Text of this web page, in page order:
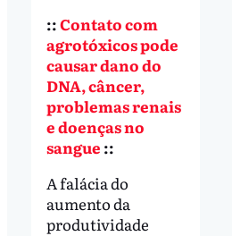
::Contato com
agrotóxicos pode
causar dano do
DNA, câncer,
problemas renais
e doenças no
sangue ::
A falácia do
aumento da
produtividade